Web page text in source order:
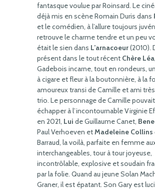
fantasque voulue par Roinsard. Le
déjà mis en scène Romain Duris dans
et le comédien, à l’allure toujours
retrouve le charme tendre et un peu
était le sien dans L’arnacoeur(2010).
présent dans le tout récent Chère Léa
Gadebois incarne, tout en rondeurs,
à cigare et fleur à la boutonnière, à la
amoureux transi de Camille et ami
trio. Le personnage de Camille
échapper à l’incontournable Virginie
en 2021, Lui de Guillaume Canet,
Paul Verhoeven etMadeleine Collins
Barraud, la voilà, parfaite en femme
interchangeables, tour à tour joyeuse,
incontrôlable, explosive et soudain
par la folie. Quand au jeune Solan
Graner, il est épatant. Son Gary est